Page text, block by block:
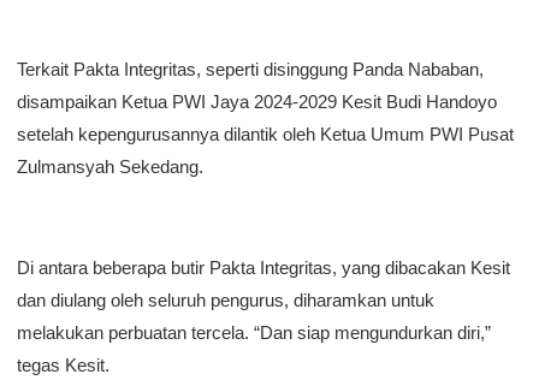
Terkait Pakta Integritas, seperti disinggung Panda Nababan,
disampaikan Ketua PWI Jaya 2024-2029 Kesit Budi Handoyo
setelah kepengurusannya dilantik oleh Ketua Umum PWI Pusat
Zulmansyah Sekedang.
Di antara beberapa butir Pakta Integritas, yang dibacakan Kesit
dan diulang oleh seluruh pengurus, diharamkan untuk
melakukan perbuatan tercela. “Dan siap mengundurkan diri,”
tegas Kesit.